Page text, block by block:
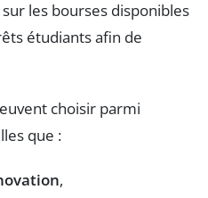
les bourses disponibles
étudiants afin de
choisir parmi
que :
,